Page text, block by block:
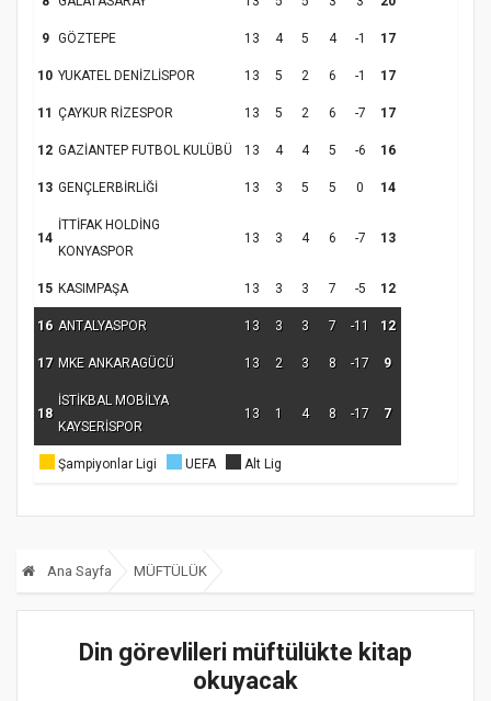
9 GÖZTEPE 13 4 5 4 -1 17
10 YUKATEL DENİZLİSPOR 13 5 2 6 -1 17
11 ÇAYKUR RİZESPOR 13 5 2 6 -7 17
12 GAZİANTEP FUTBOL KULÜBÜ 13 4 4 5 -6 16
13 GENÇLERBİRLİĞİ 13 3 5 5 0 14
14
İTTİFAK HOLDİNG
KONYASPOR
13 3 4 6 -7 13
15 KASIMPAŞA 13 3 3 7 -5 12
16 ANTALYASPOR 13 3 3 7 -11 12
17 MKE ANKARAGÜCÜ 13 2 3 8 -17 9
18
İSTİKBAL MOBİLYA
KAYSERİSPOR
13 1 4 8 -17 7
Şampiyonlar Ligi UEFA Alt Lig
Ana Sayfa MÜFTÜLÜK
Din görevlileri müftülükte kitap
okuyacak